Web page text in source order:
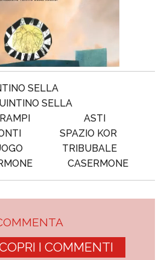
SELLA
SELLA
ASTI
SPAZIO KOR
TRIBUBALE
CASERMONE
I COMMENTI